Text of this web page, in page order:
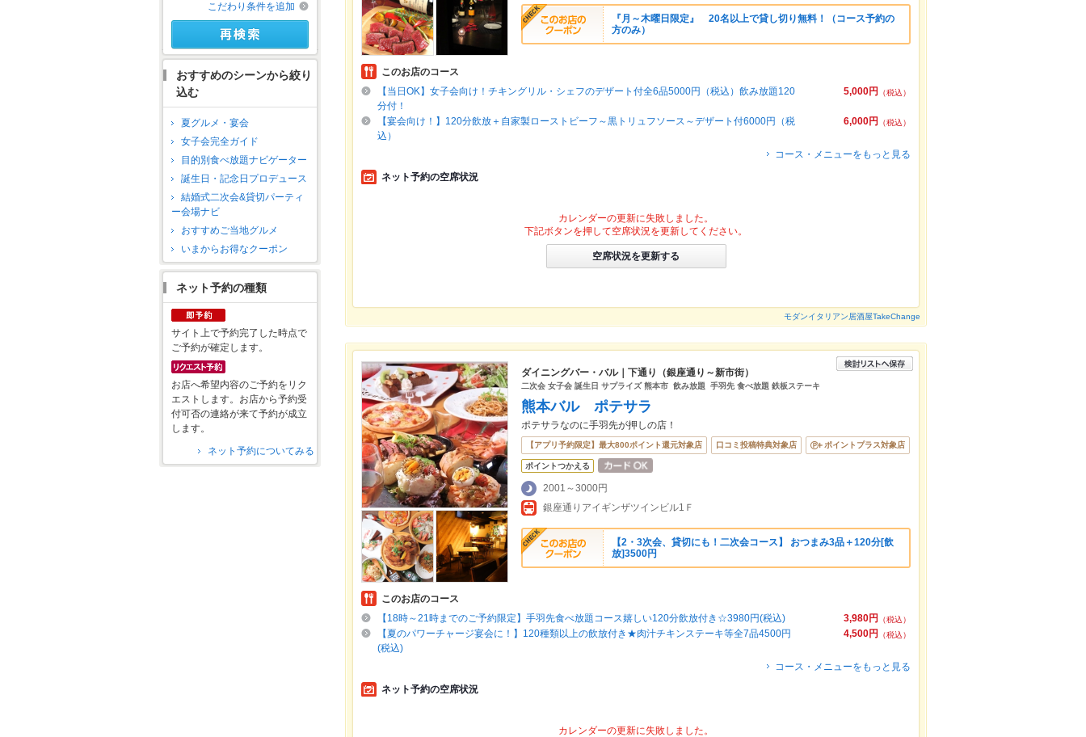
こだわり条件を追加
おすすめのシーンから絞り
込む
夏グルメ・宴会
女子会完全ガイド
目的別食べ放題ナビゲーター
誕生日・記念日プロデュース
結婚式二次会&貸切パーティ
ー会場ナビ
おすすめご当地グルメ
いまからお得なクーポン
ネット予約の種類
サイト上で予約完了した時点で
ご予約が確定します。
お店へ希望内容のご予約をリク
エストします。お店から予約受
付可否の連絡が来て予約が成立
します。
ネット予約についてみる
『月～木曜日限定』 20名以上で貸し切り無料！（コース予約の
方のみ）
このお店のコース
5,000円
（税込）
【当日OK】女子会向け！チキングリル・シェフのデザート付全6品5000円（税込）飲み放題120
分付！
6,000円
（税込）
【宴会向け！】120分飲放＋自家製ローストビーフ～黒トリュフソース～デザート付6000円（税
込）
コース・メニューをもっと見る
ネット予約の空席状況
カレンダーの更新に失敗しました。
下記ボタンを押して空席状況を更新してください。
空席状況を更新する
モダンイタリアン居酒屋TakeChange
ダイニングバー・バル｜下通り（銀座通り～新市街）
二次会 女子会 誕生日 サプライズ 熊本市 飲み放題 手羽先 食べ放題 鉄板ステーキ
熊本バル ポテサラ
ポテサラなのに手羽先が押しの店！
【アプリ予約限定】最大800ポイント還元対象店 口コミ投稿特典対象店 ポイントプラス対象店
ポイントつかえる
2001～3000円
銀座通りアイギンザツインビル1Ｆ
【2・3次会、貸切にも！二次会コース】 おつまみ3品＋120分[飲
放]3500円
このお店のコース
3,980円
（税込）
【18時～21時までのご予約限定】手羽先食べ放題コース嬉しい120分飲放付き☆3980円(税込)
4,500円
（税込）
【夏のパワーチャージ宴会に！】120種類以上の飲放付き★肉汁チキンステーキ等全7品4500円
(税込)
コース・メニューをもっと見る
ネット予約の空席状況
カレンダーの更新に失敗しました。